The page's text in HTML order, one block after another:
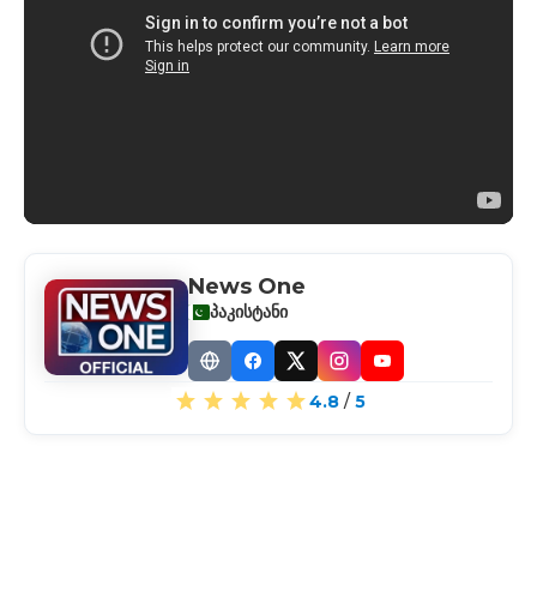
News One
პაკისტანი
WebsiteFacebook
X InstagramYouTube
4.8 / 5